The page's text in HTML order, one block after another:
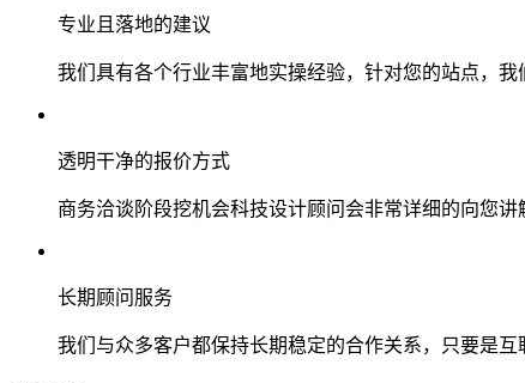
专业且落地的建议
我们具有各个行业丰富地实操经验，针对您的站点，
透明干净的报价方式
商务洽谈阶段挖机会科技设计顾问会非常详细的向您
长期顾问服务
我们与众多客户都保持长期稳定的合作关系，只要是